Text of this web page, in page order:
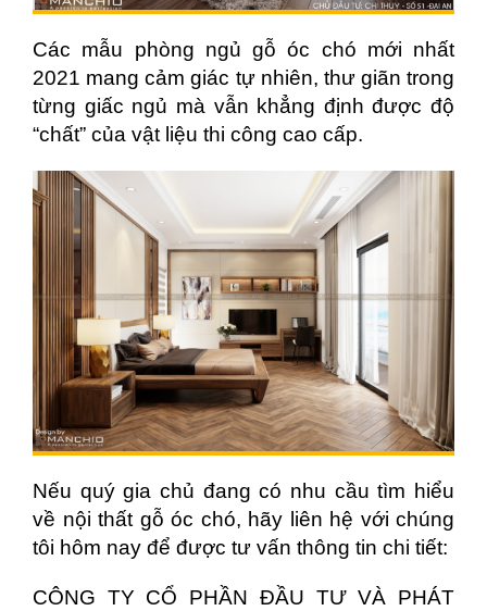
Các mẫu phòng ngủ gỗ óc chó mới nhất
2021 mang cảm giác tự nhiên, thư giãn trong
từng giấc ngủ mà vẫn khẳng định được độ
“chất” của vật liệu thi công cao cấp.
Nếu quý gia chủ đang có nhu cầu tìm hiểu
về nội thất gỗ óc chó, hãy liên hệ với chúng
tôi hôm nay để được tư vấn thông tin chi tiết:
CÔNG TY CỔ PHẦN ĐẦU TƯ VÀ PHÁT